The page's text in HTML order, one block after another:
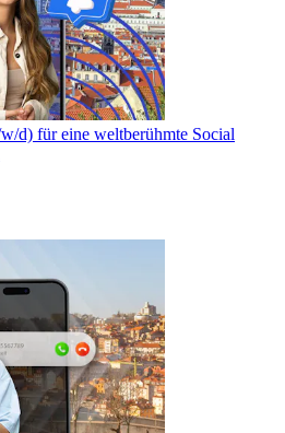
d) für eine weltberühmte Social